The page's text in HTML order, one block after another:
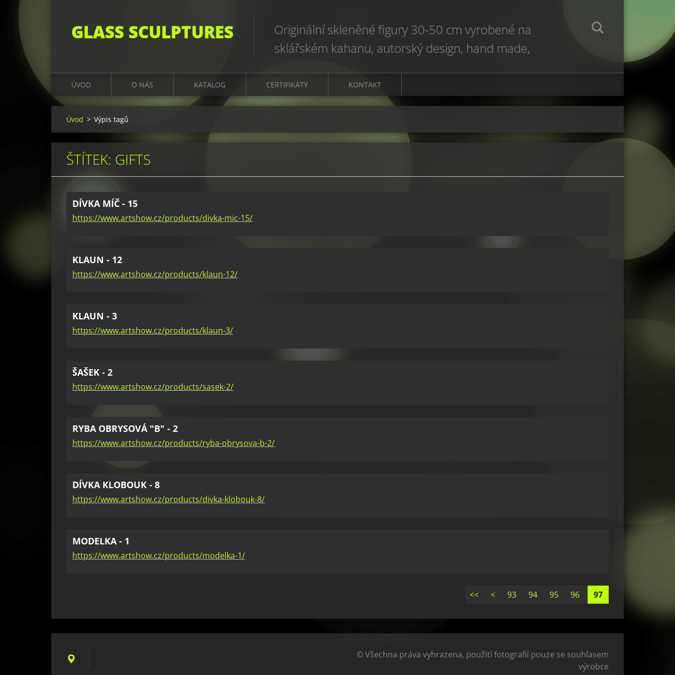
GLASS SCULPTURES
Originální skleněné figury 30-50 cm vyrobené na
sklářském kahanu, autorský design, hand made,
ÚVOD O NÁS KATALOG CERTIFIKÁTY KONTAKT
Úvod > Výpis tagů
ŠTÍTEK: GIFTS
DÍVKA MÍČ - 15
https://www.artshow.cz/products/divka-mic-15/
KLAUN - 12
https://www.artshow.cz/products/klaun-12/
KLAUN - 3
https://www.artshow.cz/products/klaun-3/
ŠAŠEK - 2
https://www.artshow.cz/products/sasek-2/
RYBA OBRYSOVÁ "B" - 2
https://www.artshow.cz/products/ryba-obrysova-b-2/
DÍVKA KLOBOUK - 8
https://www.artshow.cz/products/divka-klobouk-8/
MODELKA - 1
https://www.artshow.cz/products/modelka-1/
<< < 93 94 95 96 97
© Všechna práva vyhrazena, použití fotografií pouze se souhlasem
výrobce